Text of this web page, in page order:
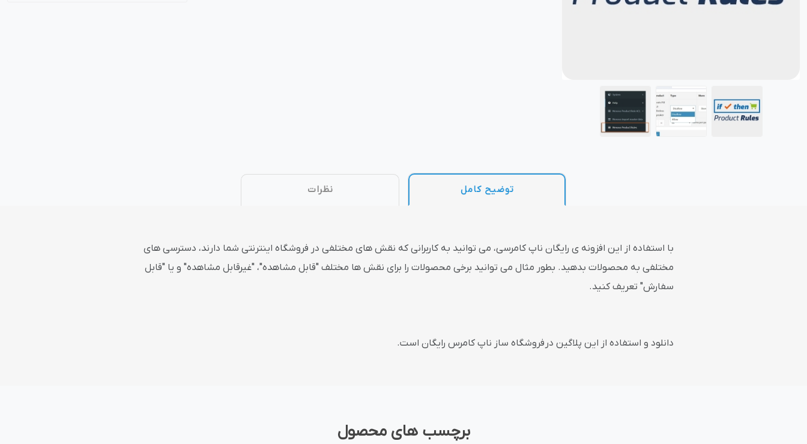
پلاگین های ارسال و تحویل
توضیح کامل نظرات
با استفاده از این افزونه ی رایگان ناپ کامرسی، می توانید به کاربرانی که نقش های مختلفی در فروشگاه اینترنتی شما دارند، دسترسی های
مختلفی به محصولات بدهید. بطور مثال می توانید برخی محصولات را برای نقش ها مختلف "قابل مشاهده"، "غیرقابل مشاهده" و یا "قابل
سفارش" تعریف کنید.
دانلود و استفاده از این پلاگین در فروشگاه ساز ناپ کامرس رایگان است.
برچسب های محصول